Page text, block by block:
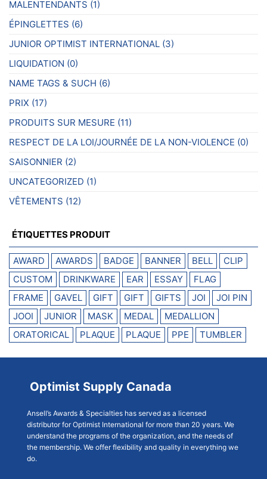
MALENTENDANTS (1)
ÉPINGLETTES (6)
JUNIOR OPTIMIST INTERNATIONAL (3)
LIQUIDATION (0)
NAME TAGS & SUCH (6)
PRIX (17)
PRODUITS SUR MESURE (11)
RESPECT DE LA LOI/JOURNÉE DE LA NON-VIOLENCE (0)
SAISONNIER (2)
UNCATEGORIZED (1)
VÊTEMENTS (12)
ÉTIQUETTES PRODUIT
AWARD AWARDS BADGE BANNER BELL
CLIP
CUSTOM
DRINKWARE EAR ESSAY
FLAG
FRAME
GAVEL GIFT GIFT GIFTS JOI
JOI PIN
JOOI
JUNIOR MASK MEDAL
MEDALLION
ORATORICAL
PLAQUE PLAQUE PPE TUMBLER
Optimist Supply Canada
Ansell’s Awards & Specialties has served as a licensed
distributor for Optimist International for more than 20 years. We
understand the programs of the organization, and the needs of
the membership. We offer flexibility and quality in everything we
do.